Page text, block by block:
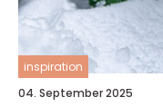
inspiration
04. September 2025